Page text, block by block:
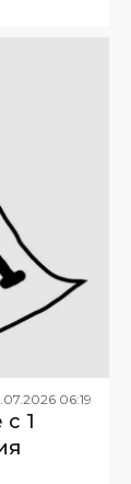
07 2026 06:19
1